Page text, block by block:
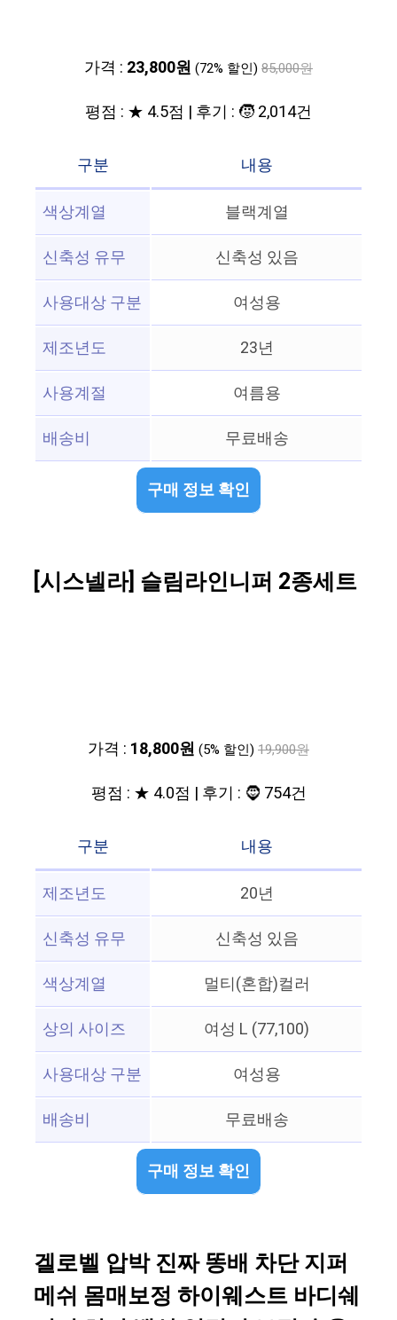
가격 : 23,800원 (72% 할인) 85,000원
평점 : ★ 4.5점 | 후기 : 🧒 2,014건
구분
내용
색상계열
블랙계열
신축성 유무
신축성 있음
사용대상 구분
여성용
제조년도
23년
사용계절
여름용
배송비
무료배송
구매 정보 확인
[시스넬라] 슬림라인니퍼 2종세트
가격 : 18,800원 (5% 할인) 19,900원
평점 : ★ 4.0점 | 후기 : 🧔 754건
구분
내용
제조년도
20년
신축성 유무
신축성 있음
색상계열
멀티(혼합)컬러
상의 사이즈
여성 L (77,100)
사용대상 구분
여성용
배송비
무료배송
구매 정보 확인
겔로벨 압박 진짜 똥배 차단 지퍼
메쉬 몸매보정 하이웨스트 바디쉐